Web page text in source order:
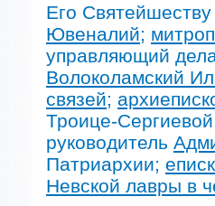
Его
Ювеналий;
управляющий
Волоколамский
связей;
Троице-
руководитель
Патриархии;
Невской лавры в